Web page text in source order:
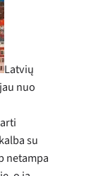
Latvių
nuo
su
netampa